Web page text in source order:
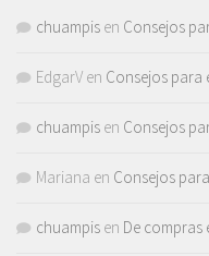
chuampis en Consejos
EdgarV en Consejos para
chuampis en Consejos
Mariana en Consejos
chuampis en De compras